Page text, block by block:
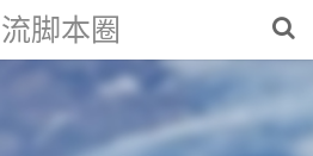
脚本圈